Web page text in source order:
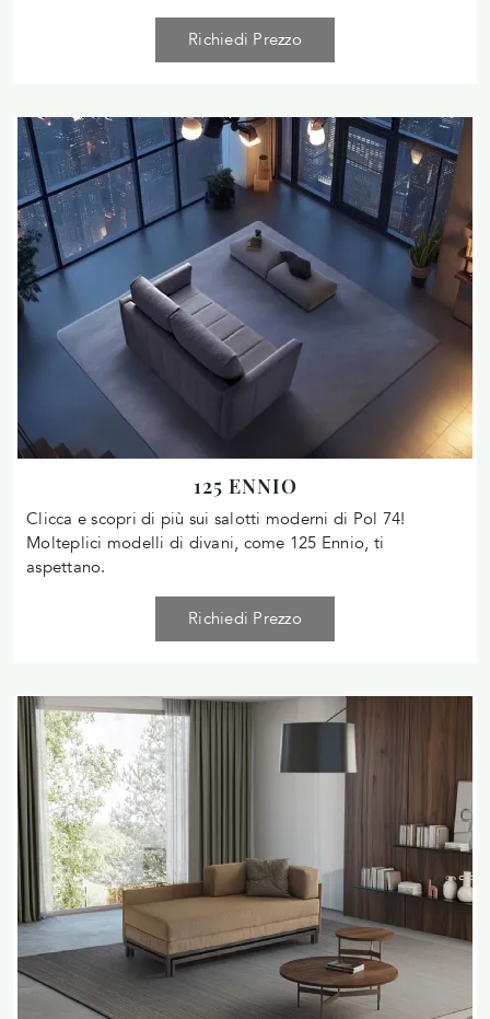
Richiedi Prezzo
125 ENNIO
Clicca e scopri di più sui salotti moderni di Pol 74!
Molteplici modelli di divani, come 125 Ennio, ti
aspettano.
Richiedi Prezzo